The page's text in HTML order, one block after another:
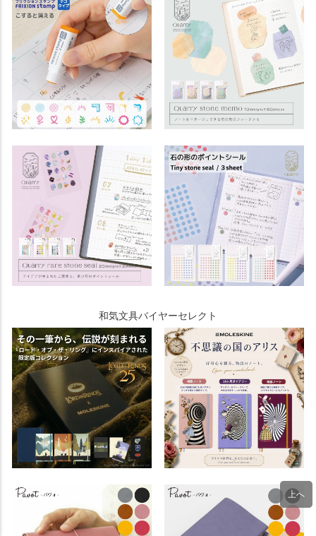
和気文具バイヤーセレクト